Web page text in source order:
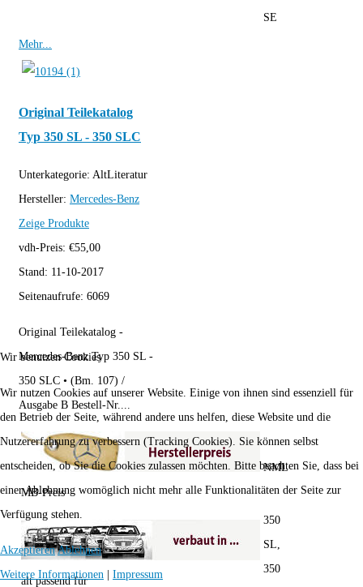
SE
Mehr...
Original Teilekatalog
Typ 350 SL - 350 SLC
Unterkategorie: AltLiteratur
Hersteller: Mercedes-Benz
Zeige Produkte
vdh-Preis: €55,00
Stand: 11-10-2017
Seitenaufrufe: 6069
Original Teilekatalog -
Mercedes-Benz Typ 350 SL -
350 SLC • (Bm. 107) /
Ausgabe B Bestell-Nr....
MB-Preis
NML
alt passend für
350
SL,
350
Wir benutzen Cookies
Wir nutzen Cookies auf unserer Website. Einige von ihnen sind essenziell für
den Betrieb der Seite, während andere uns helfen, diese Website und die
Nutzererfahrung zu verbessern (Tracking Cookies). Sie können selbst
entscheiden, ob Sie die Cookies zulassen möchten. Bitte beachten Sie, dass bei
einer Ablehnung womöglich nicht mehr alle Funktionalitäten der Seite zur
Verfügung stehen.
Akzeptieren Ablehnen
Weitere Informationen
Impressum